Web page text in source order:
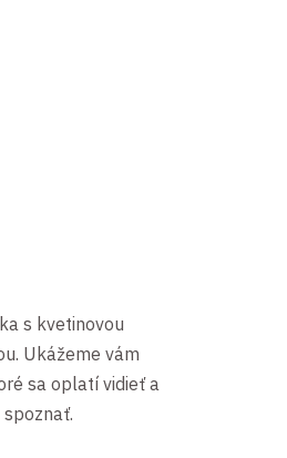
s kvetinovou
Ukážeme vám
sa oplatí vidieť a
spoznať.